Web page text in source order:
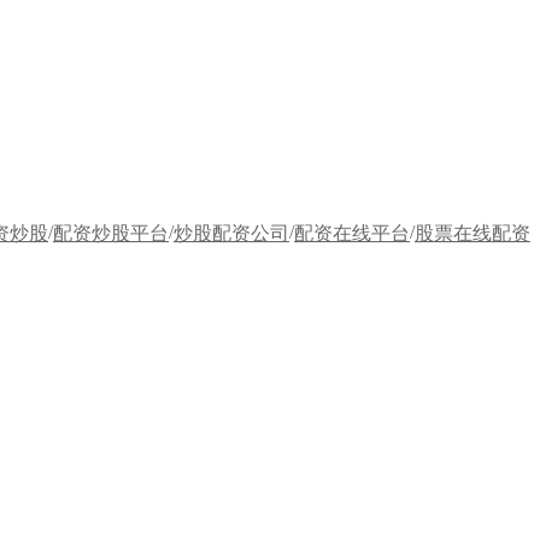
股票在线配资
/
配资在线平台
/
炒股配资公司
/
配资炒股平台
/
炒股